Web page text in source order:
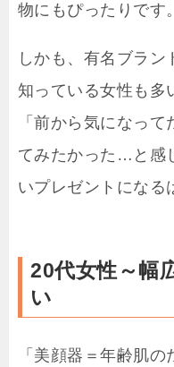
物にもぴったりです。
しかも、有名ブラン
知っている女性も多
「前から気になっ
てみたかった…と感
いプレゼントになる
20代女性～幅
い
「美顔器＝年齢肌